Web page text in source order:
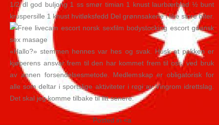
1/2 dl god buljong 1 ss smør timian 1 knust laurbærblad ½ bunt
kruspersille 1 knust hvitløksfedd Del grønnsakene i like store biter.
«Hallo?» stemmen hennes var hes og svak. Husk at pakken er
kjøperens ansvar frem til den har kommet frem til oss, ved bruk
av annen forsendelsesmetode. Medlemskap er obligatorisk for
alle som deltar i sportslige aktiviteter i regi av Vingrom idrettslag.
Det skal jeg komme tilbake til litt senere.
Posted in <a